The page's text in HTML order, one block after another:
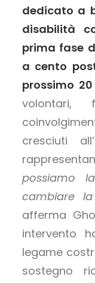
dedicato a
disabilità
prima fase
a cento
prossimo
cresciuti
possiamo
cambiare
afferma
intervento
legame
sostegno